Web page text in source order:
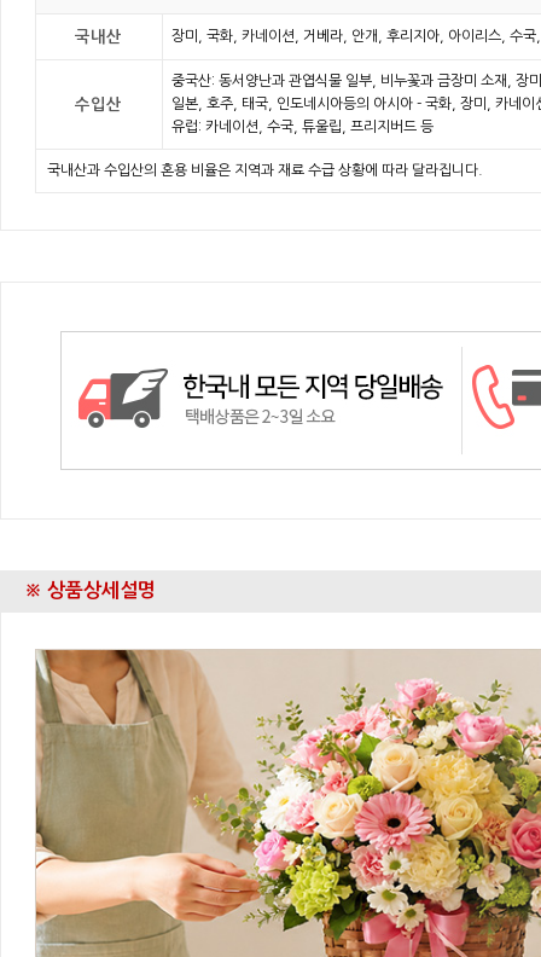
국내산 장미, 국화, 카네이션, 거베라, 안개, 후리지아, 아이리스, 수
수입산
중국산: 동서양난과 관엽식물 일부, 비누꽃과 금장미 소재, 장
일본, 호주, 태국, 인도네시아등의 아시아 - 국화, 장미, 카네
유럽: 카네이션, 수국, 튜울립, 프리지버드 등
국내산과 수입산의 혼용 비율은 지역과 재료 수급 상황에 따라 달라집니다.
※ 상품상세설명